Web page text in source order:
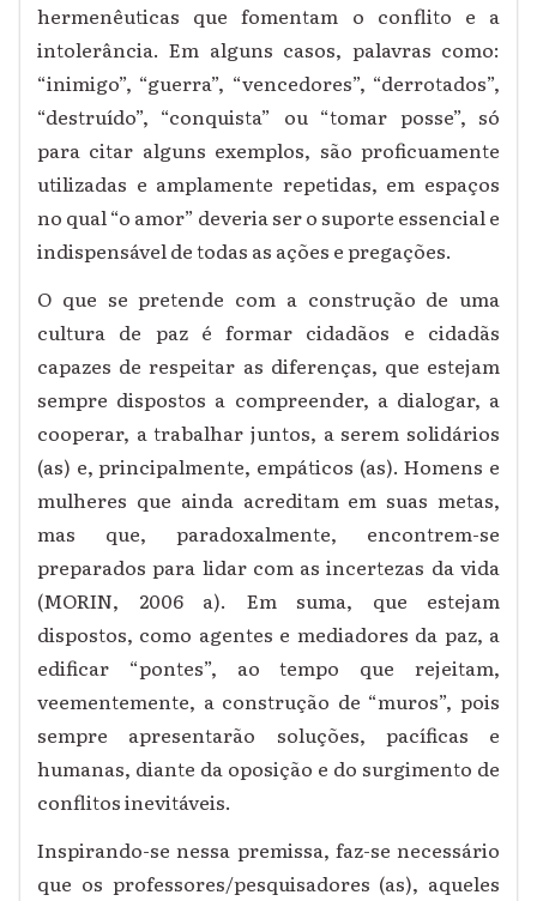
hermenêuticas que fomentam o conflito e a
intolerância. Em alguns casos, palavras como:
“inimigo”, “guerra”, “vencedores”, “derrotados”,
“destruído”, “conquista” ou “tomar posse”, só
para citar alguns exemplos, são proficuamente
utilizadas e amplamente repetidas, em espaços
no qual “o amor” deveria ser o suporte essencial e
indispensável de todas as ações e pregações.
O que se pretende com a construção de uma
cultura de paz é formar cidadãos e cidadãs
capazes de respeitar as diferenças, que estejam
sempre dispostos a compreender, a dialogar, a
cooperar, a trabalhar juntos, a serem solidários
(as) e, principalmente, empáticos (as). Homens e
mulheres que ainda acreditam em suas metas,
mas que, paradoxalmente, encontrem-se
preparados para lidar com as incertezas da vida
(MORIN, 2006 a). Em suma, que estejam
dispostos, como agentes e mediadores da paz, a
edificar “pontes”, ao tempo que rejeitam,
veementemente, a construção de “muros”, pois
sempre apresentarão soluções, pacíficas e
humanas, diante da oposição e do surgimento de
conflitos inevitáveis.
Inspirando-se nessa premissa, faz-se necessário
que os professores/pesquisadores (as), aqueles